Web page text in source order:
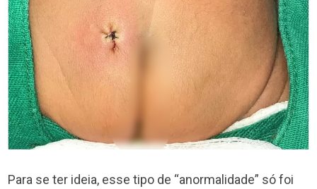
Para se ter ideia, esse tipo de “anormalidade” só foi